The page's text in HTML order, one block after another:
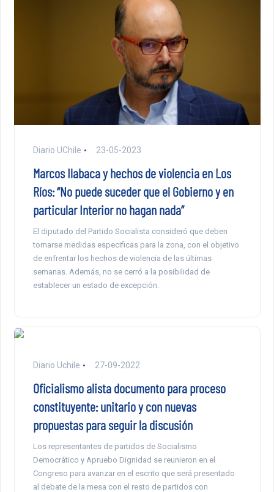
Diario UChile 23-05-2023
Marcos Ilabaca y hechos de violencia en Los
Ríos: “No puede suceder que el Gobierno y en
particular Interior no hagan nada”
El diputado del Partido Socialista consideró que deben
tomarse medidas especificas para la zona, con el objetivo
de enfrentar los hechos de violencia de las últimas
semanas. Además, no se cerró a la posibilidad de
establecer un estado de excepción.
Diario Uchile 27-09-2022
Oficialismo alista documento para proceso
constituyente: unitario y con nuevas
propuestas para seguir la discusión
Los representantes de partidos de Socialismo
Democrático y Apruebo Dignidad se reunieron en el
Congreso para avanzar en el escrito que será presentado
al debate de la mesa con el resto de partidos con